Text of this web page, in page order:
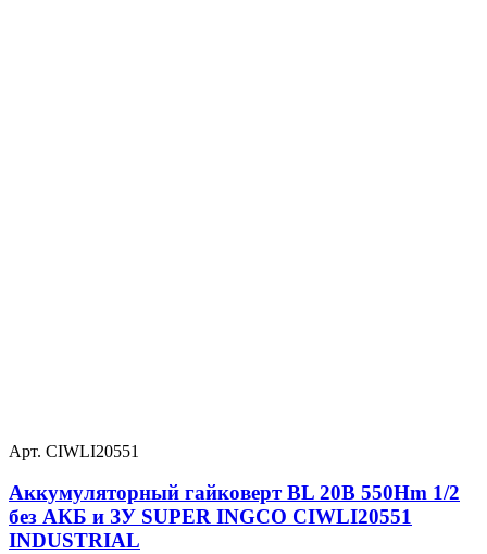
Арт. CIWLI20551
Аккумуляторный гайковерт BL 20В 550Hm 1/2
без АКБ и ЗУ SUPER INGCO CIWLI20551
INDUSTRIAL